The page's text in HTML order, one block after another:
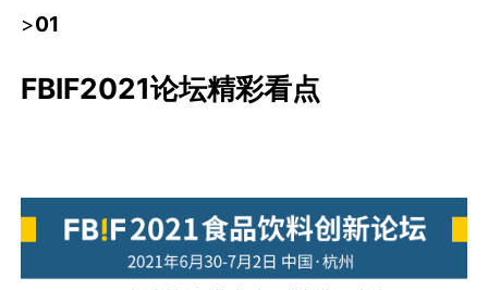
>01
FBIF2021论坛精彩看点